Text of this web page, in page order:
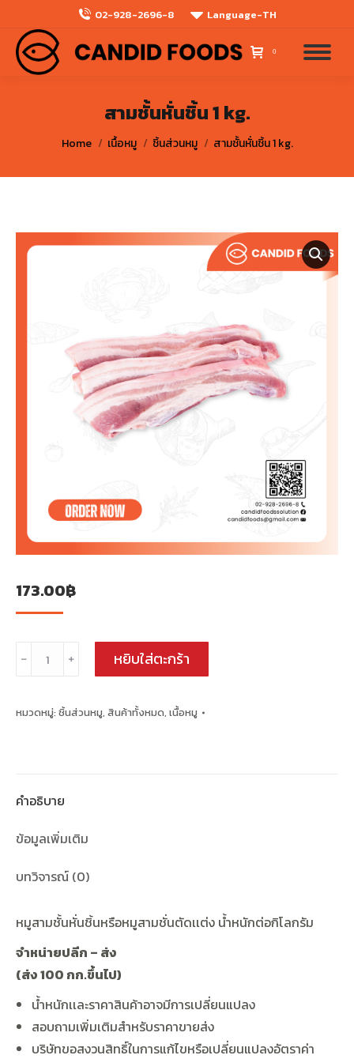
02-928-2696-8 Language-TH
0
สามชั้นหั่นชิ้น 1 kg.
You are here:
Home เนื้อหมู ชิ้นส่วนหมู สามชั้นหั่นชิ้น 1 kg.
173.00฿
จำนวน
สาม
หั่น
ชิ้น
﹣ ﹢ หยิบใส่ตะกร้า
หมวดหมู่: ชิ้นส่วนหมู, สินค้าทั้งหมด, เนื้อหมู
คำอธิบาย
ข้อมูลเพิ่มเติม
บทวิจารณ์ (0)
หมูสามชั้นหั่นชิ้นหรือหมูสามชั่นตัดเเต่ง น้ำหนักต่อกิโลกรัม
จำหน่ายปลีก – ส่ง
(ส่ง100 กก.ขึ้นไป)
น้ำหนักเเละราคาสินค้าอาจมีการเปลี่ยนแปลง
สอบถามเพิ่มเติมสำหรับราคาขายส่ง
บริษัทขอสงวนสิทธิ์ในการแก้ไขหรือเปลี่ยนแปลงอัตราค่า